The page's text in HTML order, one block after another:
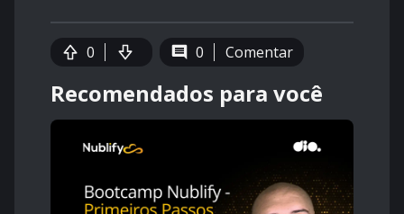
0 0 Comentar
Recomendados para você